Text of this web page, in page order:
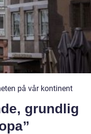
på vår kontinent
grundlig